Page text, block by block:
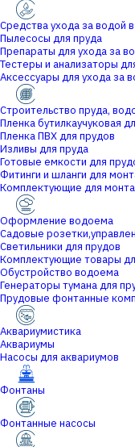
Средства ухода за водой
Пылесосы для пруда
Препараты для ухода за
Тестеры и анализаторы
Аксессуары для ухода за
Строительство пруда,
Пленка бутилкаучуковая
Пленка ПВХ для прудов
Изливы для пруда
Готовые емкости для
Фитинги и шланги для
Комплектующие для
Оформление водоема
Садовые
Светильники для прудов
Комплектующие товары
Обустройство водоема
Генераторы тумана для
Прудовые фонтанные
Аквариумистика
Аквариумы
Насосы для аквариумов
Фонтаны
Фонтанные насосы